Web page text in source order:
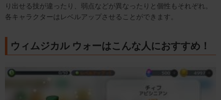
り出せる技が違ったり、弱点などが異なったりと個性もそれぞれ。
各キャラクターはレベルアップさせることができます。
ウィムジカル ウォーはこんな人におすすめ！